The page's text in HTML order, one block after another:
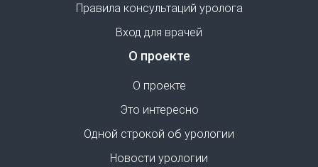
Правила консультаций уролога
Вход для врачей
О проекте
О проекте
Это интересно
Одной строкой об урологии
Новости урологии